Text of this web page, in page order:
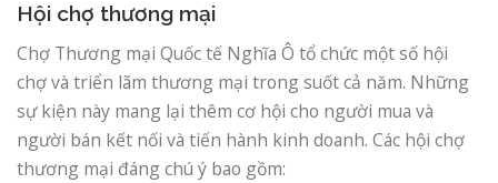
Hội chợ thương mại
Chợ Thương mại Quốc tế Nghĩa Ô tổ chức một số hội
chợ và triển lãm thương mại trong suốt cả năm. Những
sự kiện này mang lại thêm cơ hội cho người mua và
người bán kết nối và tiến hành kinh doanh. Các hội chợ
thương mại đáng chú ý bao gồm: